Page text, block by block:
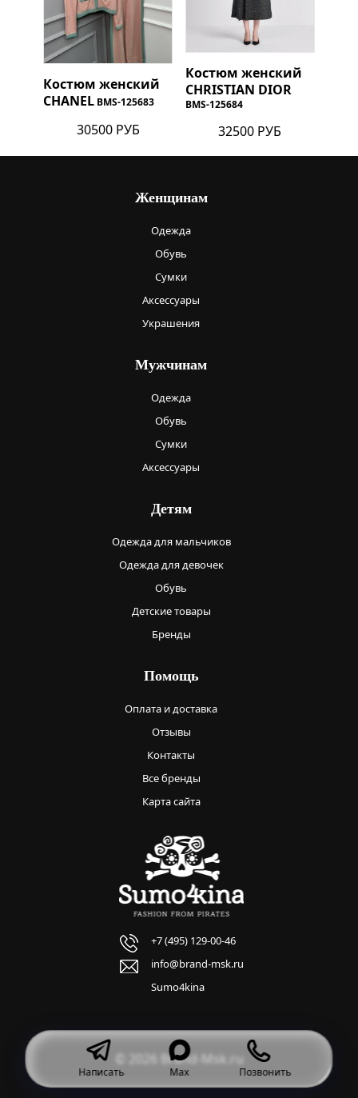
Костюм женский
CHANEL BMS-125683
30500 РУБ
Костюм женский
CHRISTIAN DIOR
BMS-125684
32500 РУБ
Женщинам
Одежда
Обувь
Сумки
Аксессуары
Украшения
Мужчинам
Одежда
Обувь
Сумки
Аксессуары
Детям
Одежда для мальчиков
Одежда для девочек
Обувь
Детские товары
Бренды
Помощь
Оплата и доставка
Отзывы
Контакты
Все бренды
Карта сайта
+7 (495) 129-00-46
info@brand-msk.ru
Sumo4kina
© 2026 Brand-Msk.ru
Написать Max Позвонить